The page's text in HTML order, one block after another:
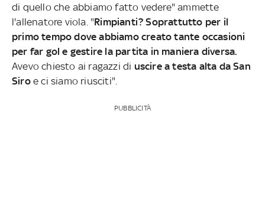
di quello che abbiamo fatto vedere" ammette
l'allenatore viola. "Rimpianti? Soprattutto per il
primo tempo dove abbiamo creato tante occasioni
per far gol e gestire la partita in maniera diversa.
Avevo chiesto ai ragazzi di uscire a testa alta da San
Siroe ci siamo riusciti".
PUBBLICITÀ